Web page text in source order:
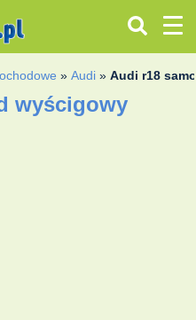
»Audi »Audi r18
wyścigowy